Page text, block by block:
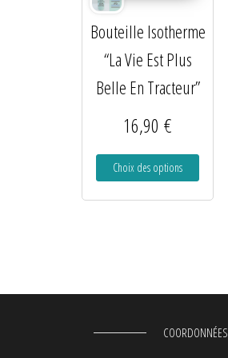
Bouteille Isotherme
“La Vie Est Plus
Belle En Tracteur”
16,90€
Choix des options
COORDONNÉES